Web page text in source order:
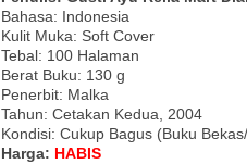
Bahasa: Indonesia
Kulit Muka: Soft Cover
Tebal: 100 Halaman
Berat Buku: 130 g
Penerbit: Malka
Tahun: Cetakan Kedua, 2004
Kondisi: Cukup Bagus (Buku
Harga: HABIS